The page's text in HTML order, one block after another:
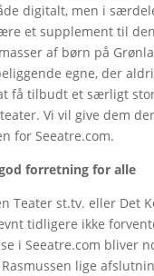
digitalt, men i
et supplement til
af børn på
egne, der
få tilbudt et særligt
Vi vil give dem
for Seeatre.com.
forretning for alle
Teater st.tv. eller Det
tidligere ikke
i Seeatre.com bliver
Rasmussen lige